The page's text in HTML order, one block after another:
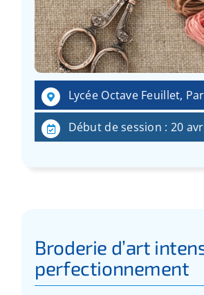
Lycée Octave Feuillet,
Début de session : 20
Broderie d’art
perfectionnement